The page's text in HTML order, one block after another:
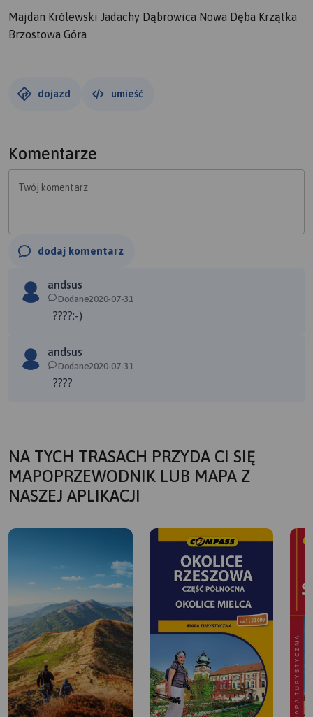
Majdan Królewski Jadachy Dąbrowica Nowa Dęba Krzątka
Brzostowa Góra
dojazd umieść
Komentarze
Twój komentarz
dodaj komentarz
andsus
Dodane2020-07-31
????:-)
andsus
Dodane2020-07-31
????
NA TYCH TRASACH PRZYDA CI SIĘ
MAPOPRZEWODNIK LUB MAPA Z
NASZEJ APLIKACJI